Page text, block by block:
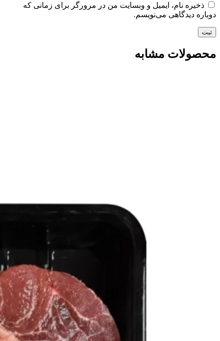
ذخیره نام، ایمیل و وبسایت من در مرورگر برای زمانی که
دوباره دیدگاهی می‌نویسم.
محصولات مشابه